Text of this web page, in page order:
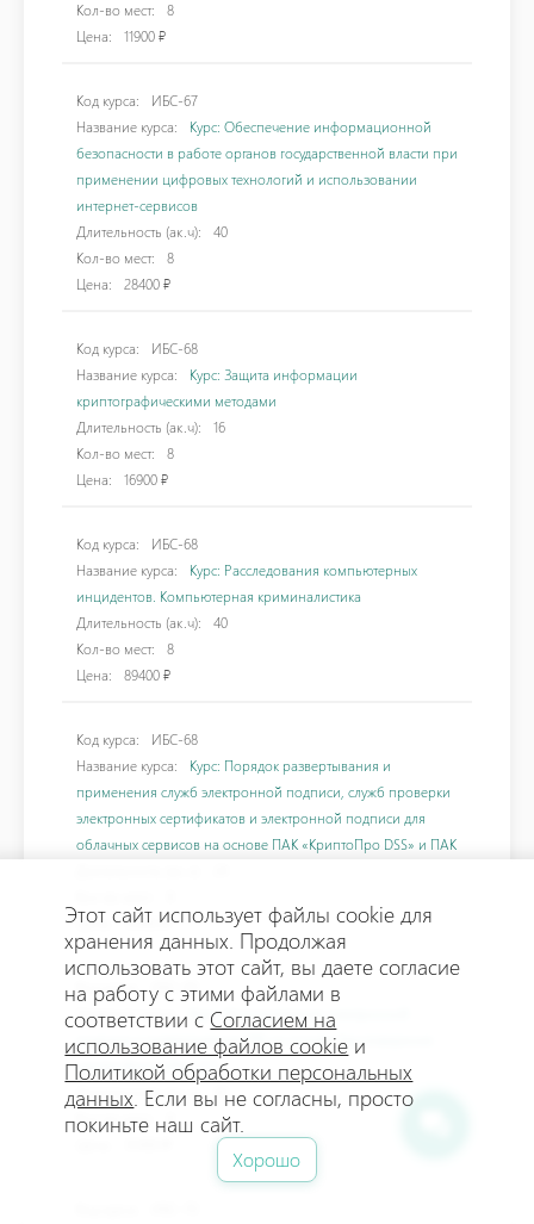
Кол-во мест:
8
Цена:
11900 ₽
Код курса:
ИБС-67
Название курса:
Курс: Обеспечение информационной
безопасности в работе органов государственной власти при
применении цифровых технологий и использовании
интернет-сервисов
Длительность (ак.ч):
40
Кол-во мест:
8
Цена:
28400 ₽
Код курса:
ИБС-68
Название курса:
Курс: Защита информации
криптографическими методами
Длительность (ак.ч):
16
Кол-во мест:
8
Цена:
16900 ₽
Код курса:
ИБС-68
Название курса:
Курс: Расследования компьютерных
инцидентов. Компьютерная криминалистика
Длительность (ак.ч):
40
Кол-во мест:
8
Цена:
89400 ₽
Код курса:
ИБС-68
Название курса:
Курс: Порядок развертывания и
применения служб электронной подписи, служб проверки
электронных сертификатов и электронной подписи для
облачных сервисов на основе ПАК «КриптоПро DSS» и ПАК
Цена:
33400 ₽
Код курса:
ИБС-69
Название курса:
Курс: Использование электронной
подписи и развертывание PKI на основе Удостоверения
центра КриптоПро 2.0
Длительность (ак.ч):
40
Кол-во мест:
8
Этот сайт использует файлы cookie для
хранения данных. Продолжая
использовать этот сайт, вы даете согласие
на работу с этими файлами в
соответствии с Согласием на
использование файлов cookie и
Политикой обработки персональных
данных. Если вы не согласны, просто
покиньте наш сайт.
Хорошо